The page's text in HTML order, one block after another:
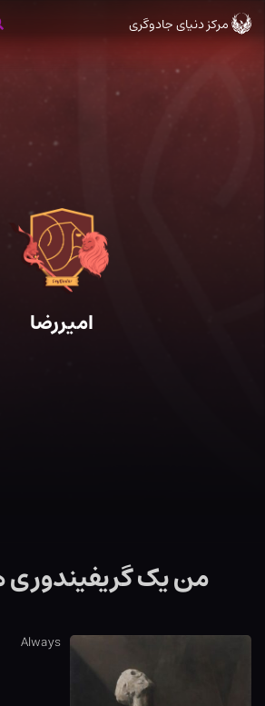
ورود
به
مرکز دنیای جادوگری
امیررضا
من یک
Always